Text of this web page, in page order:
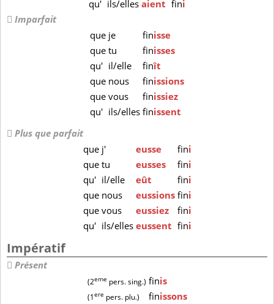
qu' ils/ellesaient fini
Imparfait
que je finisse
quetu finisses
qu' il/elle finît
que nous finissions
quevous finissiez
qu' ils/ellesfinissent
Plus que parfait
que j' eusse fini
que tu eusses fini
qu' il/elle eût fini
que nous eussions fini
que vous eussiez fini
qu' ils/elles eussent fini
Impératif
Présent
(2eme pers. sing.) finis
(1ere pers. plu.) finissons